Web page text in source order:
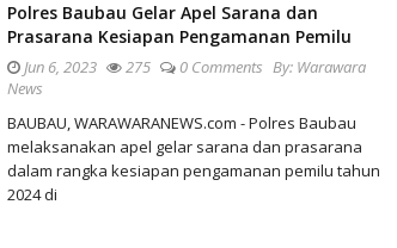
Polres Baubau Gelar Apel Sarana dan
Prasarana Kesiapan Pengamanan Pemilu
Jun 6, 2023 275 0 Comments By: Warawara
News
BAUBAU, WARAWARANEWS.com - Polres Baubau
melaksanakan apel gelar sarana dan prasarana
dalam rangka kesiapan pengamanan pemilu tahun
2024 di